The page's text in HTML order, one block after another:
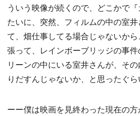
ういう映像が続くので、どこかで
たいに、突然、フィルムの中の室
て、畑仕事してる場合じゃないか
張って、レインボーブリッジの事
リーンの中にいる室井さんが、そ
りだすんじゃないか、と思ったぐら
ーー僕は映画を見終わった現在の